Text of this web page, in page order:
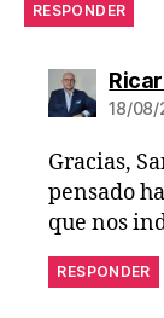
RESPONDER
18/08/
Gracias,
pensado
que nos
RESPONDER